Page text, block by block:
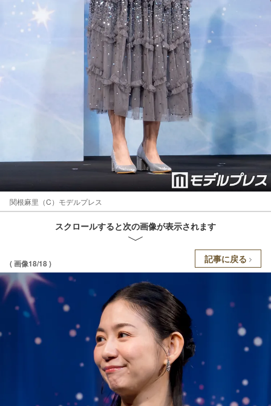
関根麻里（C）モデルプレス
スクロールすると次の画像が表示されます
( 画像18/18 ) 記事に戻る